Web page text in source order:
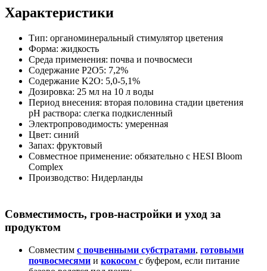
Характеристики
Тип: органоминеральный стимулятор цветения
Форма: жидкость
Среда применения: почва и почвосмеси
Содержание P2O5: 7,2%
Содержание K2O: 5,0-5,1%
Дозировка: 25 мл на 10 л воды
Период внесения: вторая половина стадии цветения
pH раствора: слегка подкисленный
Электропроводимость: умеренная
Цвет: синий
Запах: фруктовый
Совместное применение: обязательно с HESI Bloom
Complex
Производство: Нидерланды
Совместимость, гров-настройки и уход за
продуктом
Совместим с почвенными субстратами, готовыми
почвосмесями и кокосом с буфером, если питание